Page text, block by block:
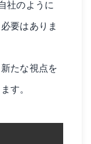
社のように
要はありま
たな視点を
す。